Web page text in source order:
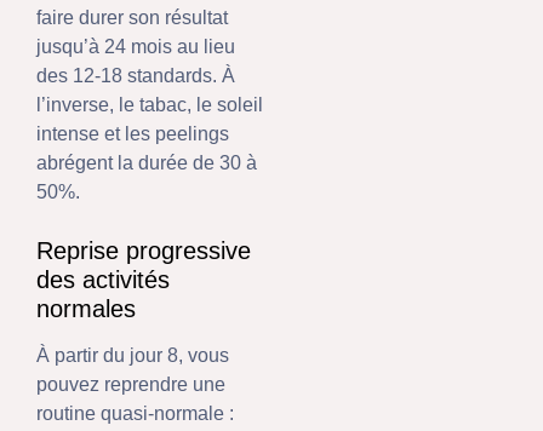
faire durer son résultat
jusqu’à 24 mois au lieu
des 12-18 standards. À
l’inverse, le tabac, le soleil
intense et les peelings
abrégent la durée de 30 à
50%.
Reprise progressive
des activités
normales
À partir du jour 8, vous
pouvez reprendre une
routine quasi-normale :